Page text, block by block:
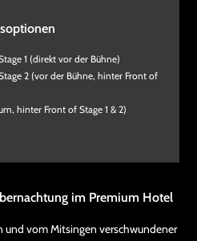
1 (direkt vor der Bühne)
2 (vor der Bühne, hinter Front of
hinter Front of Stage 1 & 2)
im Premium Hotel
und vom Mitsingen verschwundener